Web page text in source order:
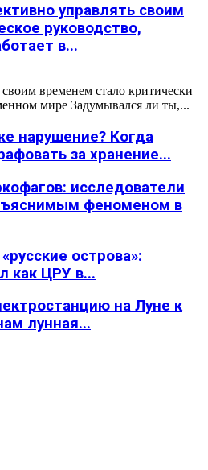
управлять своим
руководство,
в...
временем стало критически
мире Задумывался ли ты,...
нарушение? Когда
за хранение...
исследователи
феноменом в
острова»:
как ЦРУ в...
на Луне к
лунная...